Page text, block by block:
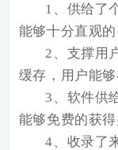
1、供给了
能够十分直观
2、支撑用
缓存，用户能
3、软件供
能够免费的获
4、收录了